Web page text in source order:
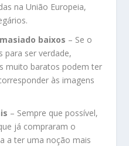
na União Europeia,
baixos – Se o
para ser verdade,
muito baratos podem ter
às imagens
– Sempre que possível,
já compraram o
a ter uma noção mais